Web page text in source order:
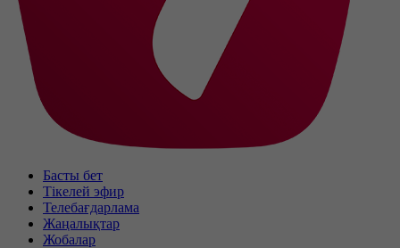
Басты бет
Тікелей эфир
Телебағдарлама
Жаңалықтар
Жобалар